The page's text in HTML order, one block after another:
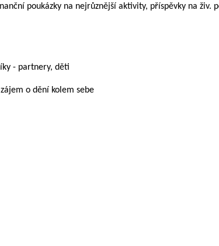
poukázky na nejrůznější aktivity, příspěvky na živ.
- partnery, děti
o dění kolem sebe